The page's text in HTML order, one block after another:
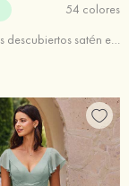
54 colores
Tubo hombros descubiertos satén elástico hasta el suelo vestido de dama de honor